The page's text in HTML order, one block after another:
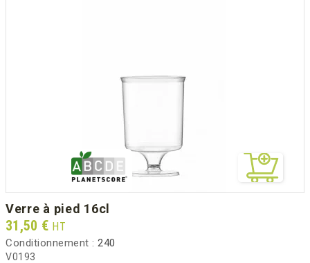
verre à pied 16cl
Prix
31,50 € HT
Conditionnement : 240
V0193